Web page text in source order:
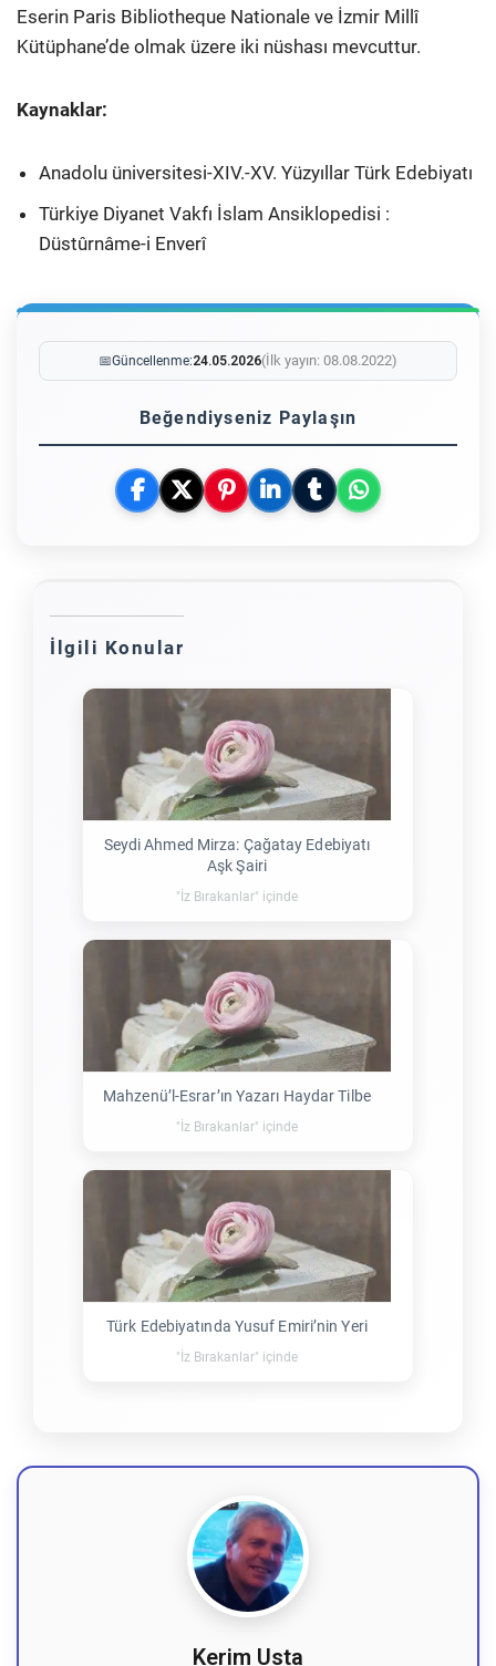
Eserin Paris Bibliotheque Nationale ve İzmir Millî
Kütüphane’de olmak üzere iki nüshası mevcuttur.
Kaynaklar:
Anadolu üniversitesi-XIV.-XV. Yüzyıllar Türk Edebiyatı
Türkiye Diyanet Vakfı İslam Ansiklopedisi :
Düstûrnâme-i Enverî
📅Güncellenme:24.05.2026(İlk yayın: 08.08.2022)
Beğendiyseniz Paylaşın
İlgili Konular
Seydi Ahmed Mirza: Çağatay Edebiyatı
Aşk Şairi
"İz Bırakanlar" içinde
Mahzenü’l-Esrar’ın Yazarı Haydar Tilbe
"İz Bırakanlar" içinde
Türk Edebiyatında Yusuf Emiri’nin Yeri
"İz Bırakanlar" içinde
Kerim Usta